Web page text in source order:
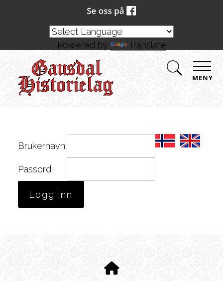
MENY
Brukernavn:
Passord:
Powered by Translate